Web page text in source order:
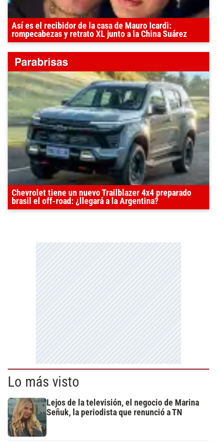
Así es el recibidor de la casa de Mauro Icardi:
rompecabezas y retrato XL junto a la China Suárez
Chevrolet tiene un nuevo Trailblazer 4x4 preparado
brasil el off-road: ¿llegará a la Argentina?
Lo más visto
Lejos de la televisión, el negocio de Marina
Señuk, la periodista que renunció a TN